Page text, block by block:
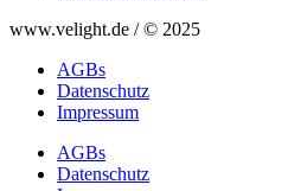
www.velight.de / © 2025
AGBs
Datenschutz
Impressum
AGBs
Datenschutz